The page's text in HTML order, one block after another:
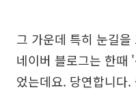
그 가운데 특히 눈길을
네이버 블로그는 한때
었는데요. 당연합니다